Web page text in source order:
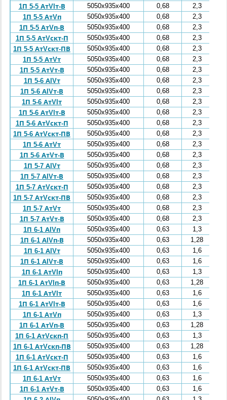
1П 5-5 АтVIт-В
5050x935x400 0,68
2,3
1П 5-5 АтVп
5050x935x400 0,68
2,3
1П 5-5 АтVп-В
5050x935x400 0,68
2,3
1П 5-5 АтVскт-П
5050x935x400 0,68
2,3
1П 5-5 АтVскт-ПВ
5050x935x400 0,68
2,3
1П 5-5 АтVт
5050x935x400 0,68
2,3
1П 5-5 АтVт-В
5050x935x400 0,68
2,3
1П 5-6 АIVт
5050x935x400 0,68
2,3
1П 5-6 АIVт-В
5050x935x400 0,68
2,3
1П 5-6 АтVIт
5050x935x400 0,68
2,3
1П 5-6 АтVIт-В
5050x935x400 0,68
2,3
1П 5-6 АтVскт-П
5050x935x400 0,68
2,3
1П 5-6 АтVскт-ПВ
5050x935x400 0,68
2,3
1П 5-6 АтVт
5050x935x400 0,68
2,3
1П 5-6 АтVт-В
5050x935x400 0,68
2,3
1П 5-7 АIVт
5050x935x400 0,68
2,3
1П 5-7 АIVт-В
5050x935x400 0,68
2,3
1П 5-7 АтVскт-П
5050x935x400 0,68
2,3
1П 5-7 АтVскт-ПВ
5050x935x400 0,68
2,3
1П 5-7 АтVт
5050x935x400 0,68
2,3
1П 5-7 АтVт-В
5050x935x400 0,68
2,3
1П 6-1 АIVп
5050x935x400 0,63
1,3
1П 6-1 АIVп-В
5050x935x400 0,63
1,28
1П 6-1 АIVт
5050x935x400 0,63
1,6
1П 6-1 АIVт-В
5050x935x400 0,63
1,6
1П 6-1 АтVIп
5050x935x400 0,63
1,3
1П 6-1 АтVIп-В
5050x935x400 0,63
1,28
1П 6-1 АтVIт
5050x935x400 0,63
1,6
1П 6-1 АтVIт-В
5050x935x400 0,63
1,6
1П 6-1 АтVп
5050x935x400 0,63
1,3
1П 6-1 АтVп-В
5050x935x400 0,63
1,28
1П 6-1 АтVскп-П
5050x935x400 0,63
1,3
1П 6-1 АтVскп-ПВ
5050x935x400 0,63
1,28
1П 6-1 АтVскт-П
5050x935x400 0,63
1,6
1П 6-1 АтVскт-ПВ
5050x935x400 0,63
1,6
1П 6-1 АтVт
5050x935x400 0,63
1,6
1П 6-1 АтVт-В
5050x935x400 0,63
1,6